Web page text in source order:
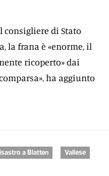
consigliere di Stato
la frana è «enorme, il
ricoperto» dai
ha aggiunto
a Blatten Vallese